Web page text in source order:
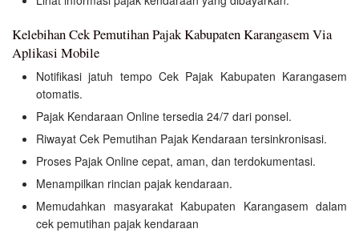
Kelebihan Cek Pemutihan Pajak Kabupaten Karangasem Via
Aplikasi Mobile
Notifikasi jatuh tempo Cek Pajak Kabupaten Karangasem
otomatis.
Pajak Kendaraan Online tersedia 24/7 dari ponsel.
Riwayat Cek Pemutihan Pajak Kendaraan tersinkronisasi.
Proses Pajak Online cepat, aman, dan terdokumentasi.
Menampilkan rincian pajak kendaraan.
Memudahkan masyarakat Kabupaten Karangasem dalam
cek pemutihan pajak kendaraan